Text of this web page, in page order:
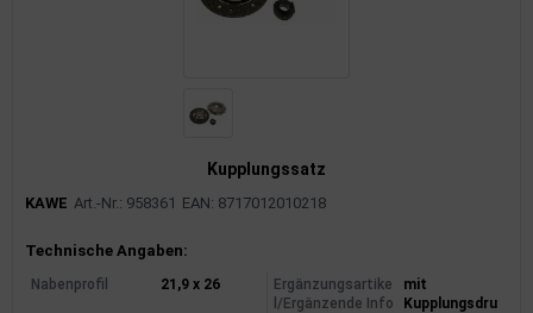
Kupplungssatz
KAWE Art.-Nr.: 958361 EAN: 8717012010218
Produktinformationen
Technische Angaben:
Nabenprofil 21,9 x 26
Ergänzungsartike
l/Ergänzende Info
mit
Kupplungsdru